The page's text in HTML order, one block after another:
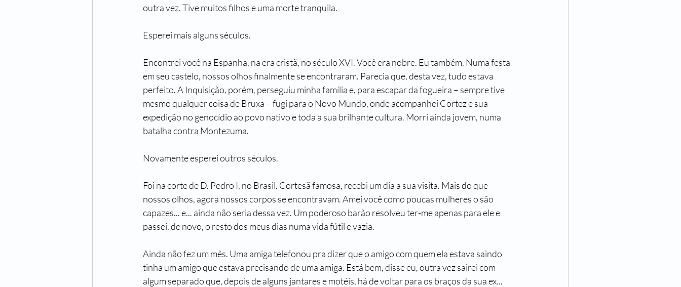
outra vez. Tive muitos filhos e uma morte tranquila.
Esperei mais alguns séculos.
Encontrei você na Espanha, na era cristã, no século XVI. Você era nobre. Eu também. Numa festa
em seu castelo, nossos olhos finalmente se encontraram. Parecia que, desta vez, tudo estava
perfeito. A Inquisição, porém, perseguiu minha família e, para escapar da fogueira – sempre tive
mesmo qualquer coisa de Bruxa – fugi para o Novo Mundo, onde acompanhei Cortez e sua
expedição no genocídio ao povo nativo e toda a sua brilhante cultura. Morri ainda jovem, numa
batalha contra Montezuma.
Novamente esperei outros séculos.
Foi na corte de D. Pedro I, no Brasil. Cortesã famosa, recebi um dia a sua visita. Mais do que
nossos olhos, agora nossos corpos se encontravam. Amei você como poucas mulheres o são
capazes... e... ainda não seria dessa vez. Um poderoso barão resolveu ter-me apenas para ele e
passei, de novo, o resto dos meus dias numa vida fútil e vazia.
Ainda não fez um mês. Uma amiga telefonou pra dizer que o amigo com quem ela estava saindo
tinha um amigo que estava precisando de uma amiga. Está bem, disse eu, outra vez sairei com
algum separado que, depois de alguns jantares e motéis, há de voltar para os braços da sua ex...